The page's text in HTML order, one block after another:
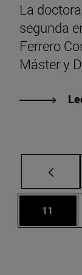
La
segunda
Ferrero
Máster y
Página
11